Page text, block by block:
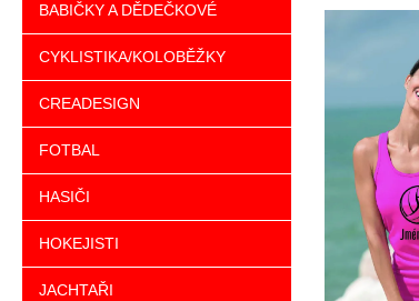
BABIČKY A DĚDEČKOVÉ
CYKLISTIKA/KOLOBĚŽKY
CREADESIGN
FOTBAL
HASIČI
HOKEJISTI
JACHTAŘI